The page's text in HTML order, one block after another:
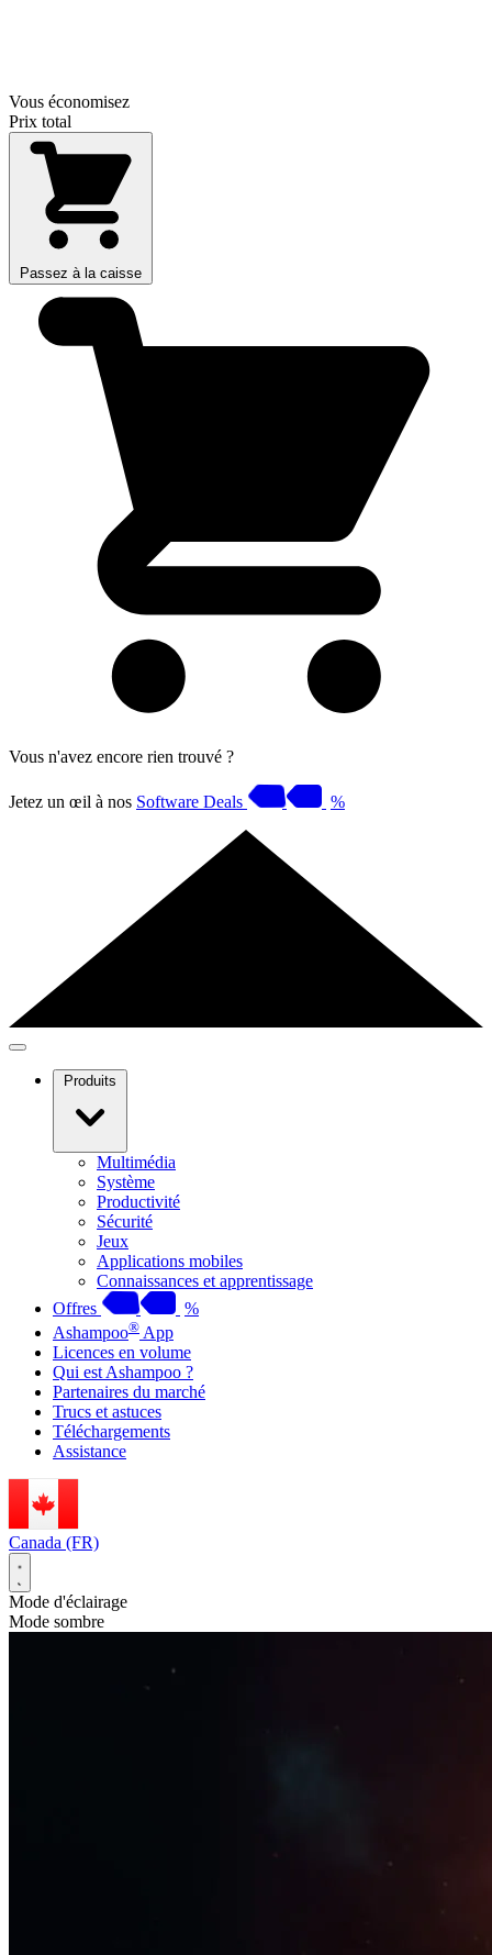
Vous économisez
Prix total
Passez à la caisse
Vous n'avez encore rien trouvé ?
Jetez un œil à nos Software Deals %
Produits
Multimédia
Système
Productivité
Sécurité
Jeux
Applications mobiles
Connaissances et apprentissage
Offres
%
Ashampoo® App
Licences en volume
Qui est Ashampoo ?
Partenaires du marché
Trucs et astuces
Téléchargements
Assistance
Canada (FR)
Mode d'éclairage
Mode sombre